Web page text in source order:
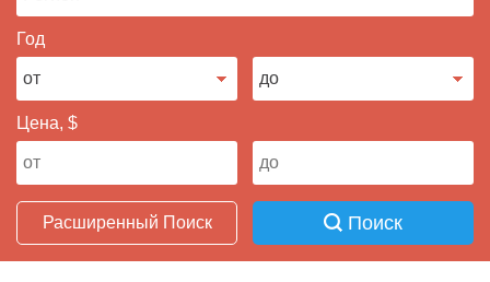
Год
Цена, $
Расширенный Поиск Поиск